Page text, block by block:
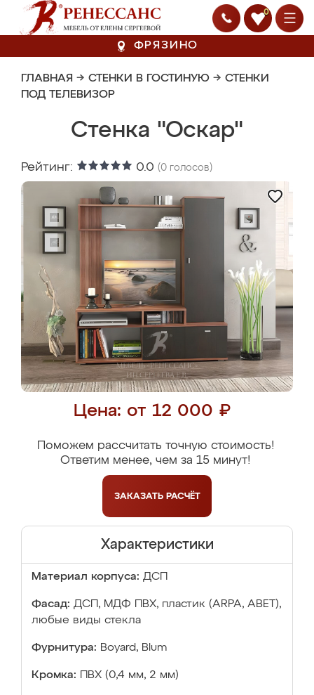
0
ФРЯЗИНО
ГЛАВНАЯ → СТЕНКИ В ГОСТИНУЮ → СТЕНКИ
ПОД ТЕЛЕВИЗОР
Стенка "Оскар"
Рейтинг: 0.0 (0 голосов)
Цена: от 12 000 ₽
Поможем рассчитать точную стоимость!
Ответим менее, чем за 15 минут!
ЗАКАЗАТЬ РАСЧЁТ
Характеристики
Материал корпуса: ДСП
Фасад: ДСП, МДФ ПВХ, пластик (ARPA, ABET),
любые виды стекла
Фурнитура: Boyard, Blum
Кромка: ПВХ (0,4 мм, 2 мм)